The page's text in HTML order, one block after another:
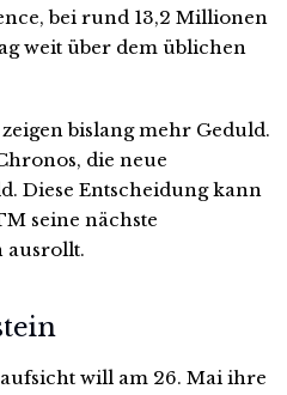
bei rund 13,2 Millionen
weit über dem üblichen
bislang mehr Geduld.
die neue
Diese Entscheidung kann
seine nächste
ausrollt.
will am 26. Mai ihre